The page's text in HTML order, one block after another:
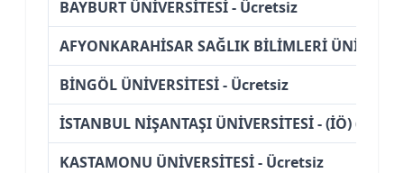
BAYBURT ÜNİVERSİTESİ - Ücretsiz
AFYONKARAHİSAR SAĞLIK BİLİMLERİ
BİNGÖL ÜNİVERSİTESİ - Ücretsiz
İSTANBUL NİŞANTAŞI ÜNİVERSİTESİ - (İÖ)
KASTAMONU ÜNİVERSİTESİ - Ücretsiz